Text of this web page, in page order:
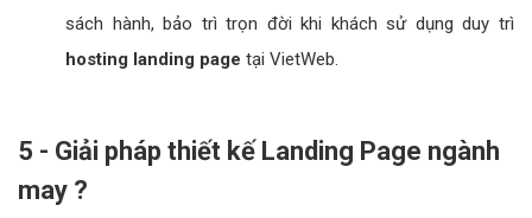
sách hành, bảo trì trọn đời khi khách sử dụng duy trì
hosting landing page tại VietWeb.
5 - Giải pháp thiết kế Landing Page ngành
may ?